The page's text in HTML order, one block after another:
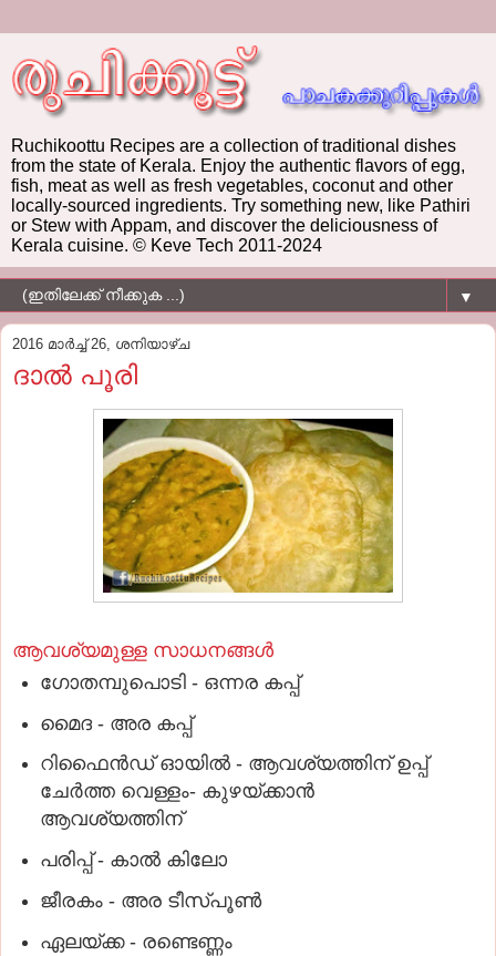
Ruchikoottu Recipes are a collection of traditional dishes
from the state of Kerala. Enjoy the authentic flavors of egg,
fish, meat as well as fresh vegetables, coconut and other
locally-sourced ingredients. Try something new, like Pathiri
or Stew with Appam, and discover the deliciousness of
Kerala cuisine. © Keve Tech 2011-2024
▼
2016 മാർച്ച് 26, ശനിയാഴ്‌ച
ദാൽ പൂരി
ആവശ്യമുള്ള സാധനങ്ങൾ
ഗോതമ്പുപൊടി - ഒന്നര കപ്പ്
മൈദ - അര കപ്പ്
റിഫൈൻഡ് ഓയിൽ - ആവശ്യത്തിന് ഉപ്പ്
ചേർത്ത വെള്ളം- കുഴയ്ക്കാൻ
ആവശ്യത്തിന്
പരിപ്പ് - കാൽ കിലോ
ജീരകം - അര ടീസ്പൂൺ
ഏലയ്ക്ക - രണ്ടെണ്ണം